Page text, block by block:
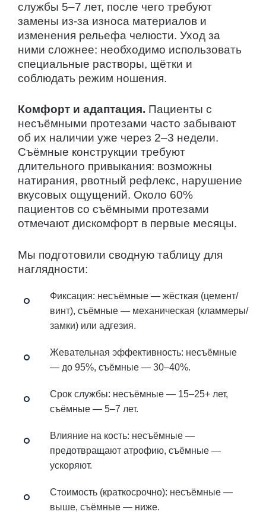
службы 5–7 лет, после чего требуют
замены из-за износа материалов и
изменения рельефа челюсти. Уход за
ними сложнее: необходимо использовать
специальные растворы, щётки и
соблюдать режим ношения.
Комфорт и адаптация. Пациенты с
несъёмными протезами часто забывают
об их наличии уже через 2–3 недели.
Съёмные конструкции требуют
длительного привыкания: возможны
натирания, рвотный рефлекс, нарушение
вкусовых ощущений. Около 60%
пациентов со съёмными протезами
отмечают дискомфорт в первые месяцы.
Мы подготовили сводную таблицу для
наглядности:
Фиксация: несъёмные — жёсткая (цемент/
винт), съёмные — механическая (кламмеры/
замки) или адгезия.
Жевательная эффективность: несъёмные
— до 95%, съёмные — 30–40%.
Срок службы: несъёмные — 15–25+ лет,
съёмные — 5–7 лет.
Влияние на кость: несъёмные —
предотвращают атрофию, съёмные —
ускоряют.
Стоимость (краткосрочно): несъёмные —
выше, съёмные — ниже.